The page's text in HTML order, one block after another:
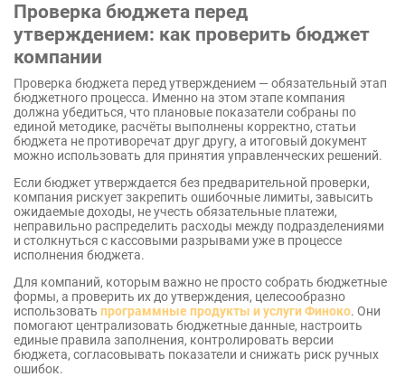
Проверка бюджета перед
утверждением: как проверить бюджет
компании
Проверка бюджета перед утверждением — обязательный этап
бюджетного процесса. Именно на этом этапе компания
должна убедиться, что плановые показатели собраны по
единой методике, расчёты выполнены корректно, статьи
бюджета не противоречат друг другу, а итоговый документ
можно использовать для принятия управленческих решений.
Если бюджет утверждается без предварительной проверки,
компания рискует закрепить ошибочные лимиты, завысить
ожидаемые доходы, не учесть обязательные платежи,
неправильно распределить расходы между подразделениями
и столкнуться с кассовыми разрывами уже в процессе
исполнения бюджета.
Для компаний, которым важно не просто собрать бюджетные
формы, а проверить их до утверждения, целесообразно
использовать программные продукты и услуги Финоко. Они
помогают централизовать бюджетные данные, настроить
единые правила заполнения, контролировать версии
бюджета, согласовывать показатели и снижать риск ручных
ошибок.